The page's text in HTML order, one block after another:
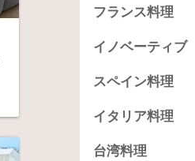
フランス料理
イノベーティブ
スペイン料理
イタリア料理
台湾料理